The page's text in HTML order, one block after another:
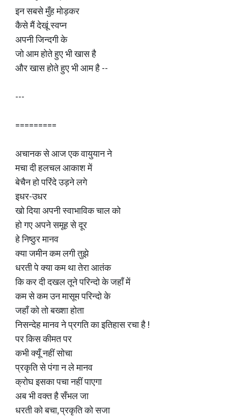
इन सबसे मुँह मोड़कर
कैसे मैं देखूं स्वप्न
अपनी जिन्दगी के
जो आम होते हुए भी खास है
और खास होते हुए भी आम है --
---
=========
अचानक से आज एक वायुयान ने
मचा दी हलचल आकाश में
बेचैन हो परिंदे उड़ने लगे
इधर-उधर
खो दिया अपनी स्वाभाविक चाल को
हो गए अपने समूह से दूर
हे निष्ठुर मानव
क्या जमीन कम लगी तुझे
धरती पे क्या कम था तेरा आतंक
कि कर दी दखल तूने परिन्दो के जहाँ में
कम से कम उन मासूम परिन्दो के
जहाँ को तो बख्शा होता
निसन्देह मानव ने प्रगति का इतिहास रचा है !
पर किस कीमत पर
कभी क्यूँ नहीं सोचा
प्रकृति से पंगा न ले मानव
क्रोघ इसका पचा नहीं पाएगा
अब भी वक्त है सँभल जा
धरती को बचा, प्रकृति को सजा